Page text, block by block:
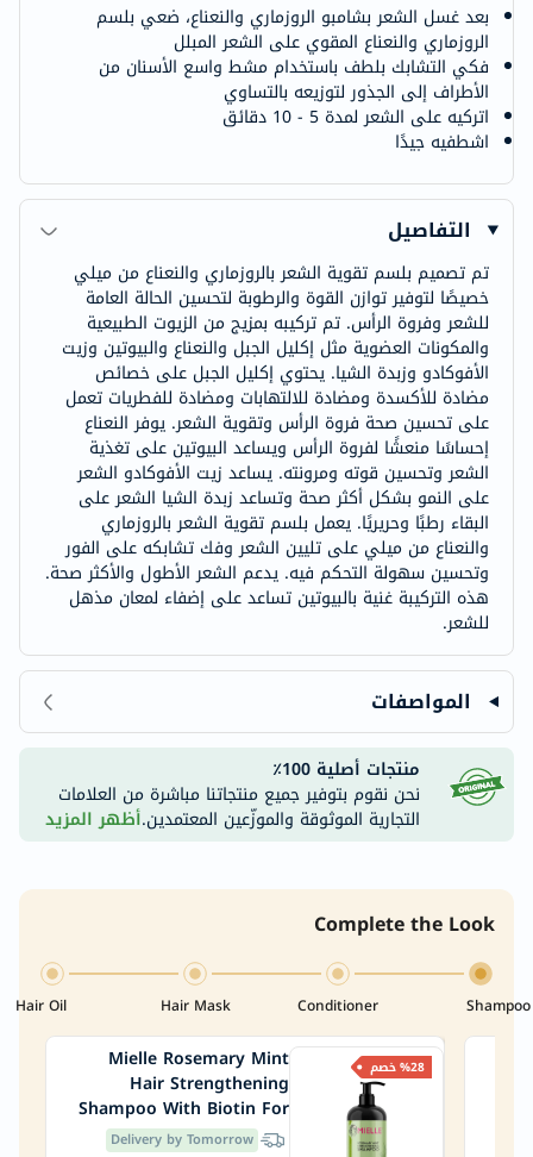
بعد غسل الشعر بشامبو الروزماري والنعناع، ضعي بلسم
الروزماري والنعناع المقوي على الشعر المبلل
فكي التشابك بلطف باستخدام مشط واسع الأسنان من
الأطراف إلى الجذور لتوزيعه بالتساوي
اتركيه على الشعر لمدة 5 - 10 دقائق
اشطفيه جيدًا
التفاصيل
تم تصميم بلسم تقوية الشعر بالروزماري والنعناع من ميلي
خصيصًا لتوفير توازن القوة والرطوبة لتحسين الحالة العامة
للشعر وفروة الرأس. تم تركيبه بمزيج من الزيوت الطبيعية
والمكونات العضوية مثل إكليل الجبل والنعناع والبيوتين وزيت
الأفوكادو وزبدة الشيا. يحتوي إكليل الجبل على خصائص
مضادة للأكسدة ومضادة للالتهابات ومضادة للفطريات تعمل
على تحسين صحة فروة الرأس وتقوية الشعر. يوفر النعناع
إحساسًا منعشًا لفروة الرأس ويساعد البيوتين على تغذية
الشعر وتحسين قوته ومرونته. يساعد زيت الأفوكادو الشعر
على النمو بشكل أكثر صحة وتساعد زبدة الشيا الشعر على
البقاء رطبًا وحريريًا. يعمل بلسم تقوية الشعر بالروزماري
والنعناع من ميلي على تليين الشعر وفك تشابكه على الفور
وتحسين سهولة التحكم فيه. يدعم الشعر الأطول والأكثر صحة.
هذه التركيبة غنية بالبيوتين تساعد على إضفاء لمعان مذهل
للشعر.
المواصفات
منتجات أصلية 100٪
نحن نقوم بتوفير جميع منتجاتنا مباشرة من العلامات
التجارية الموثوقة والموزّعين المعتمدين.أظهر المزيد
Complete the Look
Shampoo
Conditioner
Hair Mask
Hair Oil
%28 خصم Mielle Rosemary Mint
Hair Strengthening
Shampoo With Biotin For
All Hair Types 355ml
Delivery by Tomorrow